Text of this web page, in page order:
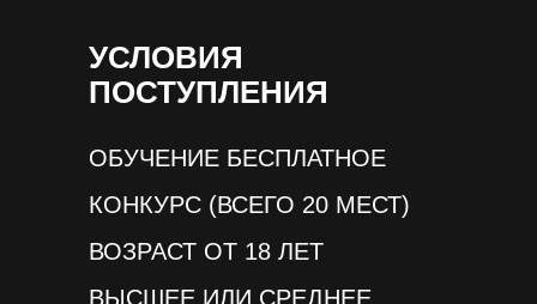
УСЛОВИЯ
ПОСТУПЛЕНИЯ
ОБУЧЕНИЕ БЕСПЛАТНОЕ
ВЫСШЕЕ ИЛИ СРЕДНЕЕ
ВОЗРАСТ ОТ 18 ЛЕТ
КОНКУРС (ВСЕГО 20 МЕСТ)